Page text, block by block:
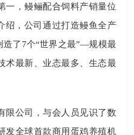
一，鳗鲡配合饲料产销量位
，公司通过打造鳗鱼全产
造了7个“世界之最”―规模最
术最新、业态最多、生态最
公司，与会人员见识了数
发全球首款商用蛋鸡养殖机